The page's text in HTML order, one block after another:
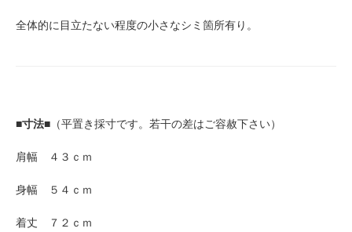
全体的に目立たない程度の小さなシミ箇所有り。
■寸法■ （平置き採寸です。若干の差はご容赦下さい）
肩幅 ４３ｃｍ
身幅 ５４ｃｍ
着丈 ７２ｃｍ